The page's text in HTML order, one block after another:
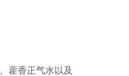
藿香正气水以及